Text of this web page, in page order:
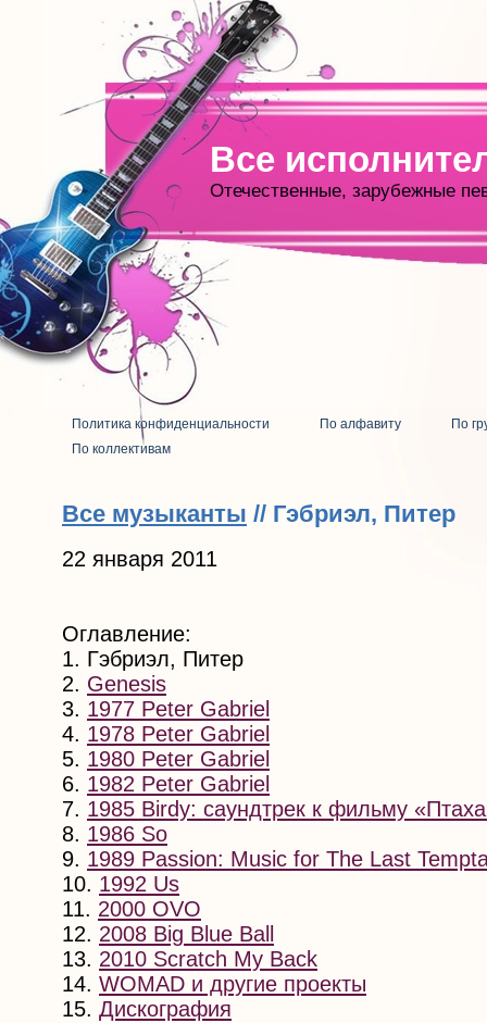
Все
Отечественные, зарубежные
Политика конфиденциальности По алфавиту
По
По коллективам
Все музыканты // Гэбриэл, Питер
22 января 2011
Оглавление:
1. Гэбриэл, Питер
2. Genesis
3. 1977 Peter Gabriel
4. 1978 Peter Gabriel
5. 1980 Peter Gabriel
6. 1982 Peter Gabriel
7. 1985 Birdy: саундтрек к фильму
8. 1986 So
9. 1989 Passion: Music for The Last
10. 1992 Us
11. 2000 OVO
12. 2008 Big Blue Ball
13. 2010 Scratch My Back
14. WOMAD и другие проекты
15. Дискография